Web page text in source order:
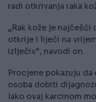
radi otkrivanja raka
„Rak kože je najčešći
otkrije i liječi na
izlječiv“, navodi on.
Procjene pokazuju
osoba dobiti
Iako ovaj karcinom